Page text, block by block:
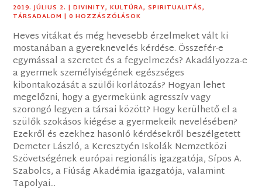
2019. JÚLIUS 2. |DIVINITY,KULTÚRA,SPIRITUALITÁS,
TÁRSADALOM | 0 HOZZÁSZÓLÁSOK
Heves vitákat és még hevesebb érzelmeket vált ki
mostanában a gyereknevelés kérdése. Összefér-e
egymással a szeretet és a fegyelmezés? Akadályozza-e
a gyermek személyiségének egészséges
kibontakozását a szülői korlátozás? Hogyan lehet
megelőzni, hogy a gyermekünk agresszív vagy
szorongó legyen a társai között? Hogy kerülhető el a
szülők szokásos kiégése a gyermekeik nevelésében?
Ezekről és ezekhez hasonló kérdésekről beszélgetett
Demeter László, a Keresztyén Iskolák Nemzetközi
Szövetségének európai regionális igazgatója, Sípos A.
Szabolcs, a Fiúság Akadémia igazgatója, valamint
Tapolyai...